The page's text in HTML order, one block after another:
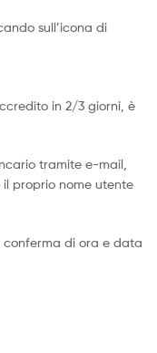
sull’icona di
in 2/3 giorni, è
tramite e-mail,
proprio nome utente
conferma di ora e data